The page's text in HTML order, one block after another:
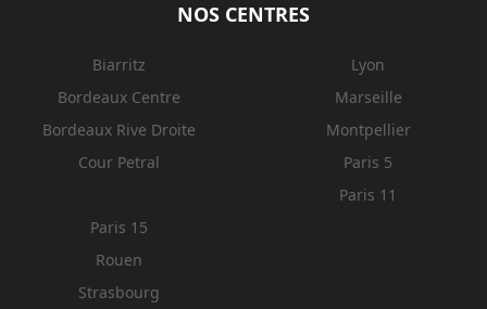
NOS CENTRES
Biarritz
Bordeaux Centre
Bordeaux Rive Droite
Cour Petral
Lyon
Marseille
Montpellier
Paris 5
Paris 11
Paris 15
Rouen
Strasbourg